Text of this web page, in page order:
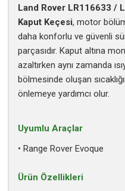
Land Rover LR116633 /
Kaput Keçesi, motor
daha konforlu ve güvenli
parçasıdır. Kaput altına
azaltırken aynı zamanda
bölmesinde oluşan
önlemeye yardımcı olur.
Uyumlu Araçlar
• Range Rover Evoque
Ürün Özellikleri